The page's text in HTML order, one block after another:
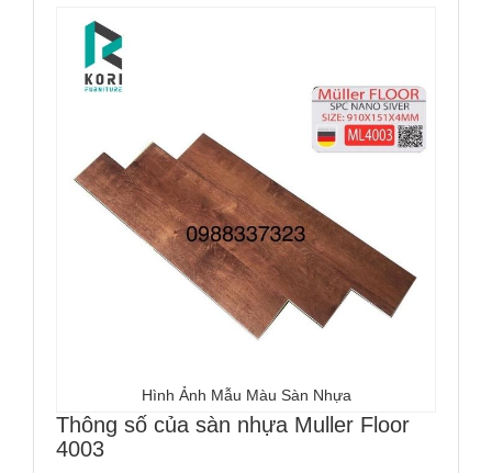
Hình Ảnh Mẫu Màu Sàn Nhựa
Thông số của sàn nhựa Muller Floor
4003